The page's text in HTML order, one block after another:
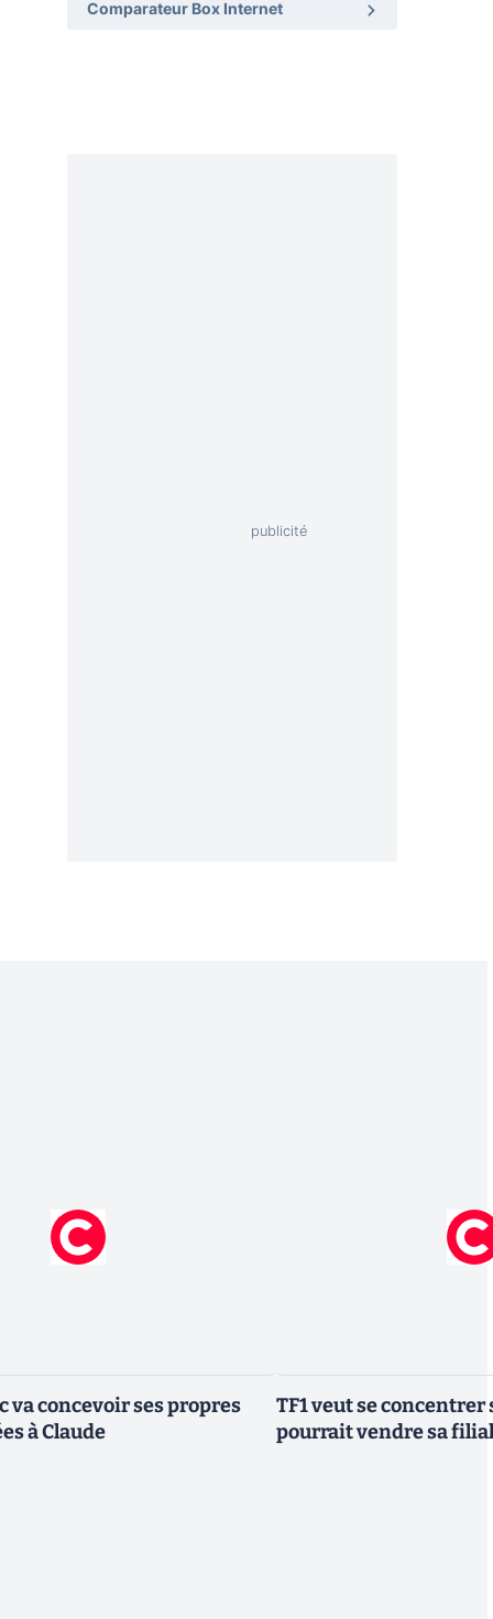
Comparateur Box Internet
va concevoir ses propres
à Claude
TF1 veut se
pourrait vendre sa